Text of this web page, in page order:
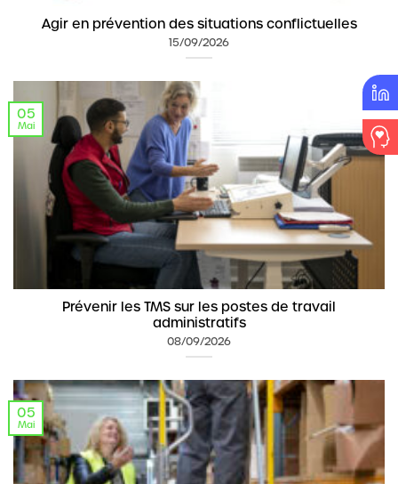
Agir en prévention des situations conflictuelles
15/09/2026
Prévenir les TMS sur les postes de travail
administratifs
08/09/2026
05
Mai
05
Mai